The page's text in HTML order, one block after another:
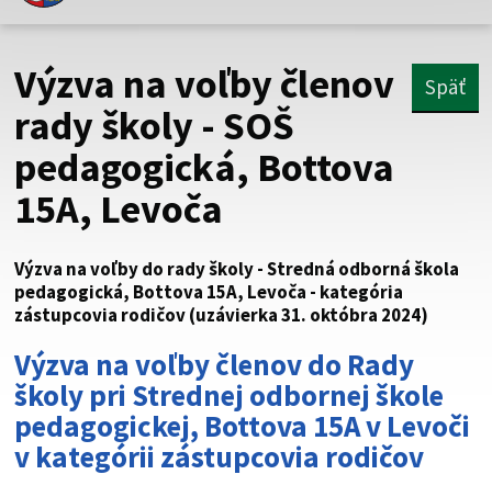
Toto je oficiálna webová stránka Prešovského
psk.sk.
Táto stránka je zabezpečená
Buďte pozorní a vždy sa uistite, že zdieľate informácie iba
cez zabezpečenú webovú stránku. Zabezpečená stránka
vždy začína https:// pred názvom domény webového sídla.
Výzva na voľby členov
rady školy - SOŠ
pedagogická, Bottova
15A, Levoča
Späť
Výzva na voľby do rady školy - Stredná odborná škola
pedagogická, Bottova 15A, Levoča - kategória
zástupcovia rodičov (uzávierka 31. októbra 2024)
Výzva na voľby členov do Rady
školy pri Strednej odbornej škole
pedagogickej, Bottova 15A v Levoči
v kategórii zástupcovia rodičov